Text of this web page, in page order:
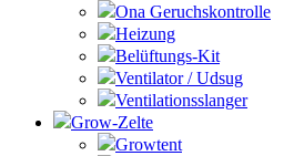
Ona Geruchskontrolle
Heizung
Belüftungs-Kit
Ventilator / Udsug
Ventilationsslanger
Grow-Zelte
Growtent